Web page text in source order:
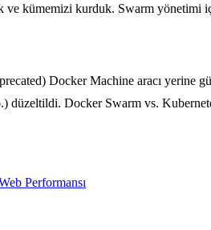
ve kümemizi kurduk. Swarm yönetimi
Docker Machine aracı
düzeltildi. Docker Swarm vs.
Performansı